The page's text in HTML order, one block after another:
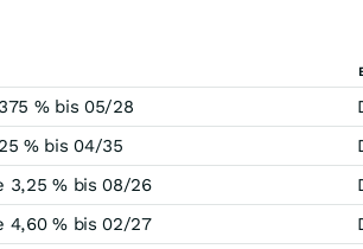
% bis 05/28
% bis 04/35
3,25 % bis 08/26
4,60 % bis 02/27